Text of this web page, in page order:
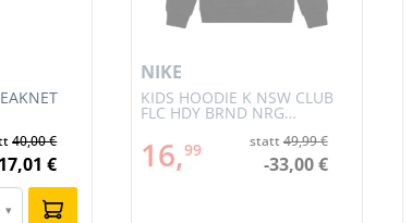
40,00 €
€
▾
KIDS HOODIE K NSW CLUB
FLC HDY BRND NRG
NIKE
16,99 statt49,99 €
-33,00 €